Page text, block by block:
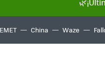
China Waze